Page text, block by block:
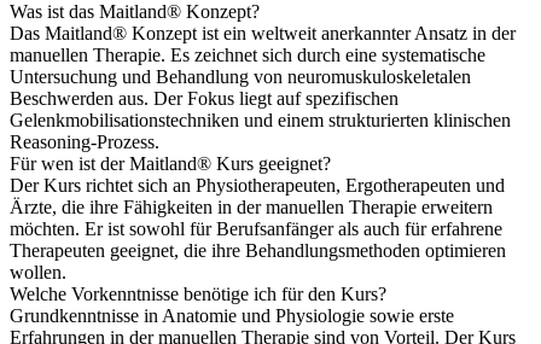
Was ist das Maitland® Konzept?
Das Maitland® Konzept ist ein weltweit anerkannter Ansatz in der
manuellen Therapie. Es zeichnet sich durch eine systematische
Untersuchung und Behandlung von neuromuskuloskeletalen
Beschwerden aus. Der Fokus liegt auf spezifischen
Gelenkmobilisationstechniken und einem strukturierten klinischen
Reasoning-Prozess.
Für wen ist der Maitland® Kurs geeignet?
Der Kurs richtet sich an Physiotherapeuten, Ergotherapeuten und
Ärzte, die ihre Fähigkeiten in der manuellen Therapie erweitern
möchten. Er ist sowohl für Berufsanfänger als auch für erfahrene
Therapeuten geeignet, die ihre Behandlungsmethoden optimieren
wollen.
Welche Vorkenntnisse benötige ich für den Kurs?
Grundkenntnisse in Anatomie und Physiologie sowie erste
Erfahrungen in der manuellen Therapie sind von Vorteil. Der Kurs